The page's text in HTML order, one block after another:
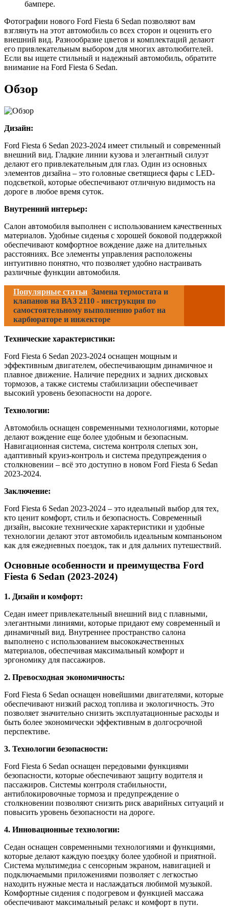
бампере.
Фотографии нового Ford Fiesta 6 Sedan позволяют вам
взглянуть на этот автомобиль со всех сторон и оценить его
внешний вид. Разнообразие цветов и комплектаций делают
его привлекательным выбором для многих автолюбителей.
Если вы ищете стильный и надежный автомобиль, обратите
внимание на Ford Fiesta 6 Sedan.
Обзор
Дизайн:
Ford Fiesta 6 Sedan 2023-2024 имеет стильный и современный
внешний вид. Гладкие линии кузова и элегантный силуэт
делают его привлекательным для глаз. Один из основных
элементов дизайна – это головные светящиеся фары с LED-
подсветкой, которые обеспечивают отличную видимость на
дороге в любое время суток.
Внутренний интерьер:
Салон автомобиля выполнен с использованием качественных
материалов. Удобные сиденья с хорошей боковой поддержкой
обеспечивают комфортное вождение даже на длительных
расстояниях. Все элементы управления расположены
интуитивно понятно, что позволяет удобно настраивать
различные функции автомобиля.
Популярные статьи Замена термостата и
клапанов на ВАЗ 2110 - инструкция по
самостоятельному выполнению работ на
карбюраторе и инжекторе
Технические характеристики:
Ford Fiesta 6 Sedan 2023-2024 оснащен мощным и
эффективным двигателем, обеспечивающим динамичное и
плавное движение. Наличие передних и задних дисковых
тормозов, а также системы стабилизации обеспечивает
высокий уровень безопасности на дороге.
Технологии:
Автомобиль оснащен современными технологиями, которые
делают вождение еще более удобным и безопасным.
Навигационная система, система контроля слепых зон,
адаптивный круиз-контроль и система предупреждения о
столкновении – всё это доступно в новом Ford Fiesta 6 Sedan
2023-2024.
Заключение:
Ford Fiesta 6 Sedan 2023-2024 – это идеальный выбор для тех,
кто ценит комфорт, стиль и безопасность. Современный
дизайн, высокие технические характеристики и удобные
технологии делают этот автомобиль идеальным компаньоном
как для ежедневных поездок, так и для дальних путешествий.
Основные особенности и преимущества Ford
Fiesta 6 Sedan (2023-2024)
1. Дизайн и комфорт:
Седан имеет привлекательный внешний вид с плавными,
элегантными линиями, которые придают ему современный и
динамичный вид. Внутреннее пространство салона
выполнено с использованием высококачественных
материалов, обеспечивая максимальный комфорт и
эргономику для пассажиров.
2. Превосходная экономичность:
Ford Fiesta 6 Sedan оснащен новейшими двигателями, которые
обеспечивают низкий расход топлива и экологичность. Это
позволяет значительно снизить эксплуатационные расходы и
быть более экономически эффективным в долгосрочной
перспективе.
3. Технологии безопасности:
Ford Fiesta 6 Sedan оснащен передовыми функциями
безопасности, которые обеспечивают защиту водителя и
пассажиров. Системы контроля стабильности,
антиблокировочные тормоза и предупреждение о
столкновении позволяют снизить риск аварийных ситуаций и
повысить уровень безопасности на дороге.
4. Инновационные технологии:
Седан оснащен современными технологиями и функциями,
которые делают каждую поездку более удобной и приятной.
Система мультимедиа с сенсорным экраном, навигацией и
подключаемыми приложениями позволяет с легкостью
находить нужные места и наслаждаться любимой музыкой.
Комфортные сидения с подогревом и функцией массажа
обеспечивают максимальный релакс и комфорт в пути.